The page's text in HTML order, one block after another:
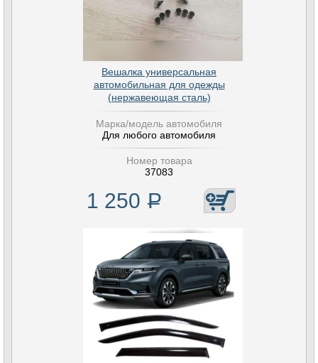
Вешалка универсальная
автомобильная для одежды
(нержавеющая сталь)
Марка/модель автомобиля
Для любого автомобиля
Номер товара
37083
1 250 Р